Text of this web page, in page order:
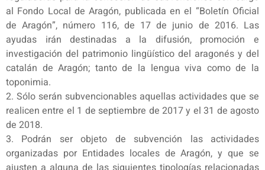
al Fondo Local de Aragón, publicada en el “Boletín Oficial
de Aragón”, número 116, de 17 de junio de 2016. Las
ayudas irán destinadas a la difusión, promoción e
investigación del patrimonio lingüístico del aragonés y del
catalán de Aragón; tanto de la lengua viva como de la
toponimia.
2. Sólo serán subvencionables aquellas actividades que se
realicen entre el 1 de septiembre de 2017 y el 31 de agosto
de 2018.
3. Podrán ser objeto de subvención las actividades
organizadas por Entidades locales de Aragón, y que se